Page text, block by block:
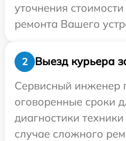
уточнения
ремонта Вашего
2
Выезд курьера
Сервисный инженер
оговоренные сроки
диагностики
случае сложного